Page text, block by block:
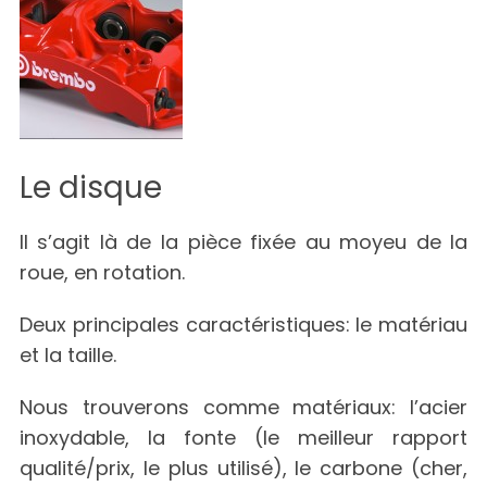
Le disque
Il s’agit là de la pièce fixée au moyeu de la
roue, en rotation.
Deux principales caractéristiques: le matériau
et la taille.
Nous trouverons comme matériaux: l’acier
inoxydable, la fonte (le meilleur rapport
qualité/prix, le plus utilisé), le carbone (cher,